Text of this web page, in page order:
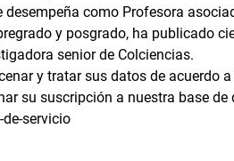
como Profesora
y posgrado, ha publicado
senior de Colciencias.
y tratar sus datos de acuerdo
su suscripción a nuestra base
servicio